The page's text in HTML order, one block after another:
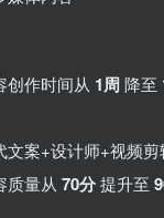
创作时间从 1周降至
文案+设计师+视频
质量从 70分提升至